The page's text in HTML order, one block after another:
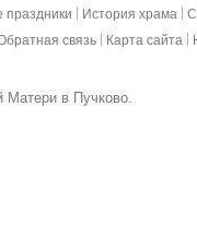
История храма
связь Карта сайта
Матери в Пучково.